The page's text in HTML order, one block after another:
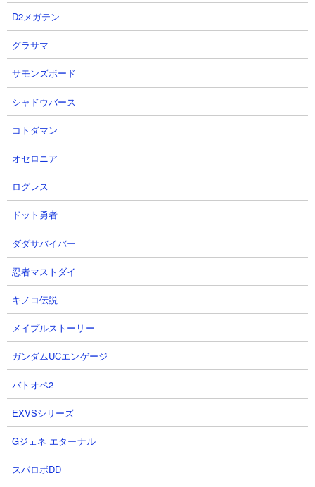
●獄炎鬼にゃんまの基本情報
究極の強さを欲して奈落をさまよい
地獄の業火に焼かれた狂気のキャラクター
単体攻撃を極め攻撃力がアップ
超激ダイナマイツガチャの超激レアキャラ枠
（そのほか祭ガチャなどで排出）
第1形態：鬼にゃんま
第2形態：鬼神にゃんま
第3形態：獄炎鬼にゃんま
第4形態：未実装
【にゃんコンボ】
【獄炎鬼にゃんま状態でのステータス】
D2メガテン
グラサマ
サモンズボード
シャドウバース
コトダマン
オセロニア
ログレス
ドット勇者
ダダサバイバー
忍者マストダイ
キノコ伝説
メイプルストーリー
ガンダムUCエンゲージ
バトオペ2
EXVSシリーズ
Gジェネ エターナル
スパロボDD